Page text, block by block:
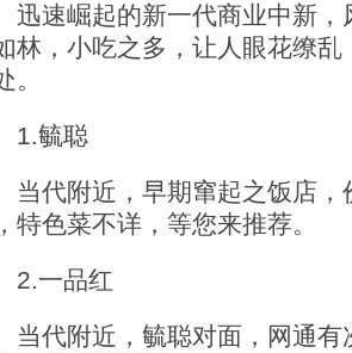
速崛起的新一代商业中新，
林，小吃之多，让人眼花缭
。
毓聪
代附近，早期窜起之饭店，
特色菜不详，等您来推荐。
一品红
代附近，毓聪对面，网通有